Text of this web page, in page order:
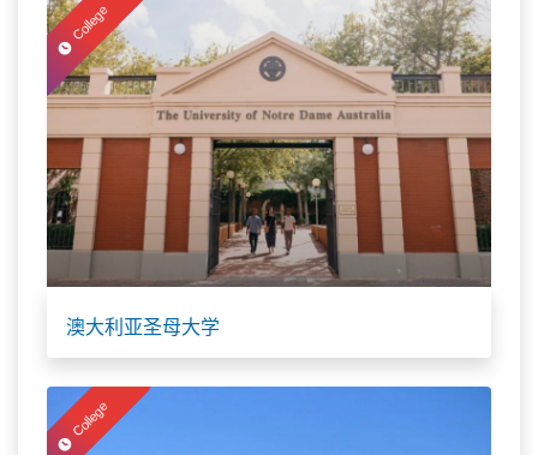
College
澳大利亚圣母大学
College